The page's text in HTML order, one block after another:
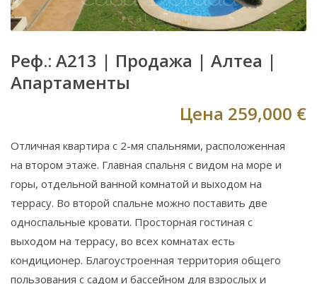
Реф.: A213 | Продажа | Алтеа |
Апартаменты
Цена 259,000 €
Отличная квартира c 2-мя спальнями, расположенная
на втором этаже. Главная спальня с видом на море и
горы, отдельной ванной комнатой и выходом на
террасу. Во второй спальне можно поставить две
односпальные кровати. Просторная гостиная с
выходом на террасу, во всех комнатах есть
кондиционер. Благоустроенная территория общего
пользования с садом и бассейном для взрослых и